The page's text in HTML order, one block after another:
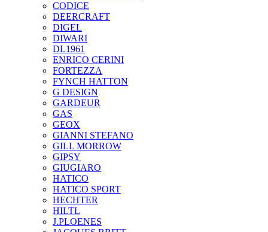
CODICE
DEERCRAFT
DIGEL
DIWARI
DL1961
ENRICO CERINI
FORTEZZA
FYNCH HATTON
G DESIGN
GARDEUR
GAS
GEOX
GIANNI STEFANO
GILL MORROW
GIPSY
GIUGIARO
HATICO
HATICO SPORT
HECHTER
HILTL
J.PLOENES